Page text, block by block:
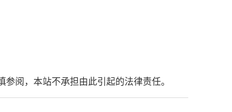
阅，本站不承担由此引起的法律责任。